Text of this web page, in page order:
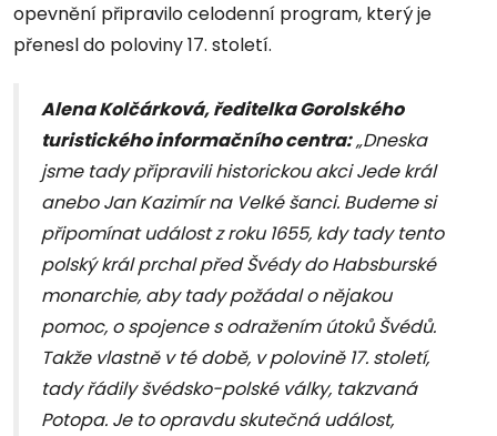
opevnění připravilo celodenní program, který je
přenesl do poloviny 17. století.
Alena Kolčárková, ředitelka Gorolského
turistického informačního centra:„Dneska
jsme tady připravili historickou akci Jede král
anebo Jan Kazimír na Velké šanci. Budeme si
připomínat událost z roku 1655, kdy tady tento
polský král prchal před Švédy do Habsburské
monarchie, aby tady požádal o nějakou
pomoc, o spojence s odražením útoků Švédů.
Takže vlastně v té době, v polovině 17. století,
tady řádily švédsko-polské války, takzvaná
Potopa. Je to opravdu skutečná událost,